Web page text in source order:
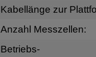
Kabellänge zur
Anzahl Messzellen:
Betriebs-